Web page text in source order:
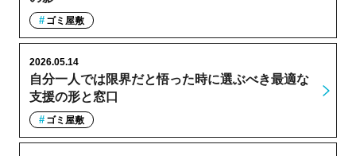
ゴミ屋敷
自分一人では限界だと悟った時に選ぶべき最適な
支援の形と窓口
2026.05.14
ゴミ屋敷